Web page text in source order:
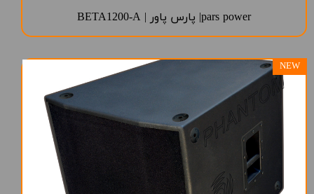
pars power| پارس پاور | BETA1200-A
NEW